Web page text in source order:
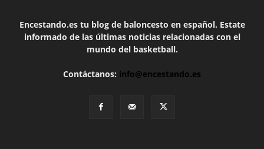
Encestando.es tu blog de baloncesto en español. Estate
informado de las últimas noticias relacionadas con el
mundo del basketball.
Contáctanos: info@encestando.es